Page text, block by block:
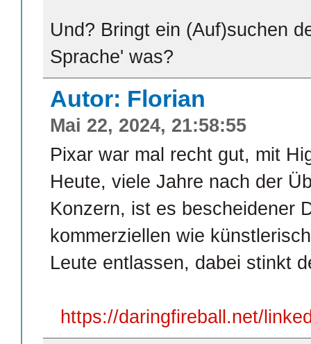
Und? Bringt ein (Auf)suchen
Sprache' was?
Autor: Florian
Mai 22, 2024, 21:58:55
Pixar war mal recht gut, mit
Heute, viele Jahre nach der
Konzern, ist es bescheidener
kommerziellen wie
Leute entlassen, dabei stinkt
https://daringfireball.net/